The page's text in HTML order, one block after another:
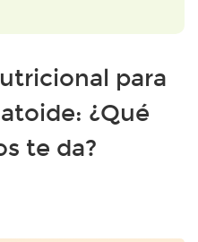
para
¿Qué
te da?